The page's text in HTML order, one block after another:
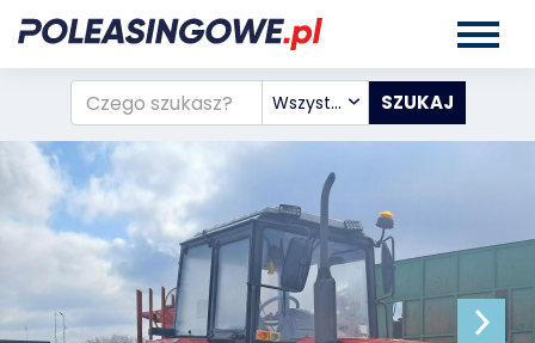
Wszystkie